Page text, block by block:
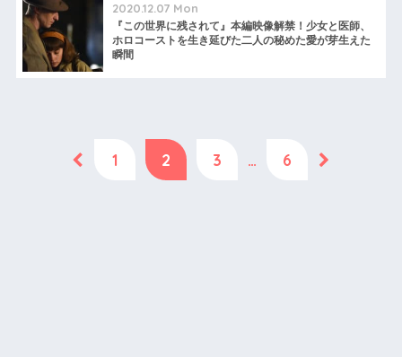
2020.12.07 Mon
『この世界に残されて』本編映像解禁！少女と医師、
ホロコーストを生き延びた二人の秘めた愛が芽生えた
瞬間
1 2 3 … 6